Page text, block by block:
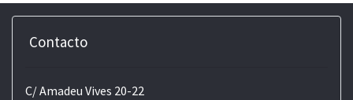
Contacto
C/ Amadeu Vives 20-22